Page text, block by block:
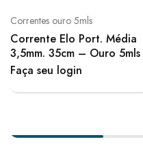
Correntes ouro 5mls
Corrente Elo Port. Média
3,5mm. 35cm – Ouro 5mls
Faça seu login